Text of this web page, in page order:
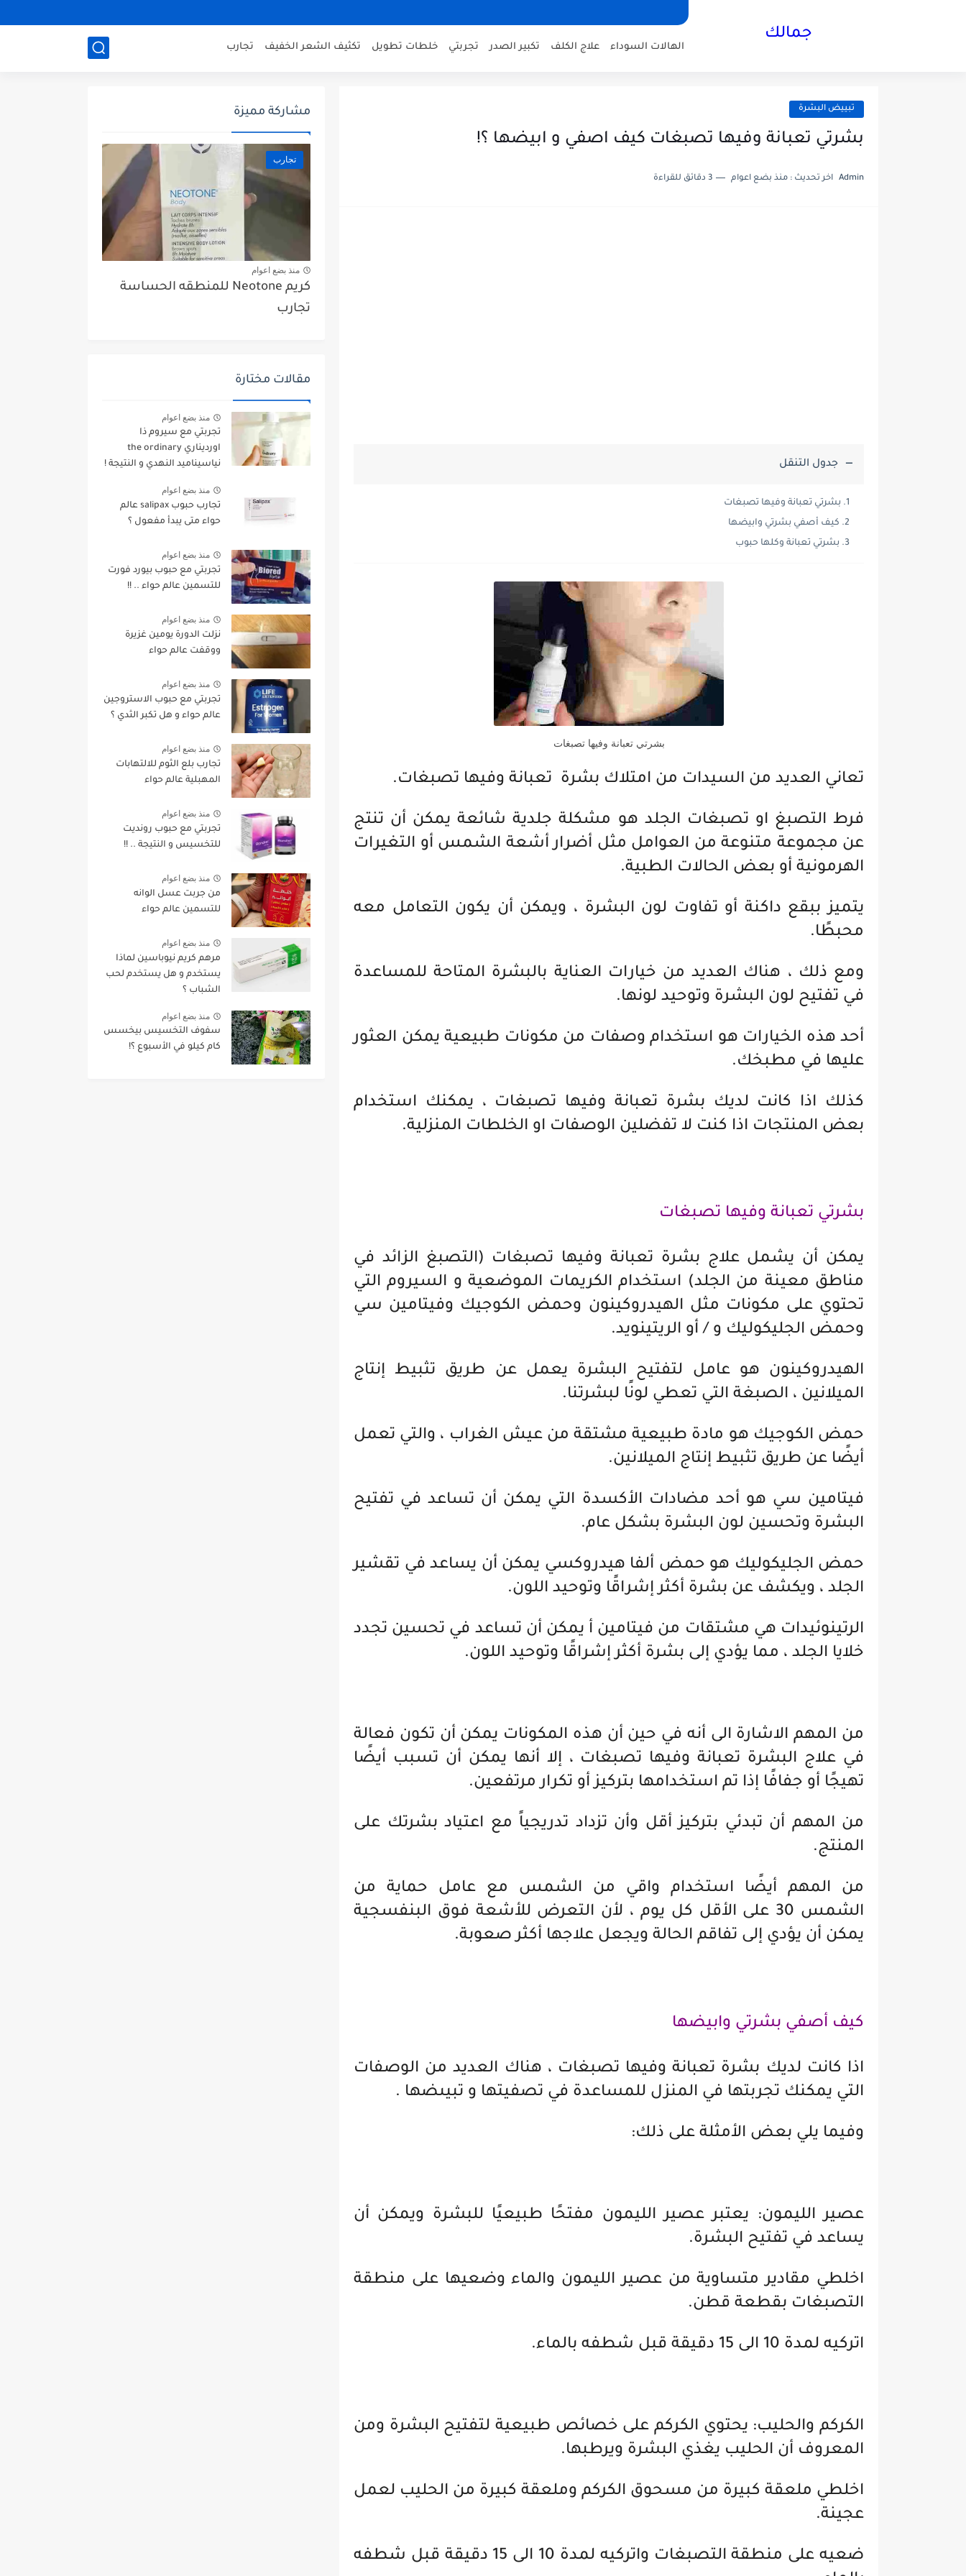
جمالك
الهالات السوداء علاج الكلف تكبير الصدر تجربتي خلطات تطويل تكثيف الشعر الخفيف تجارب
تبييض البشرة
بشرتي تعبانة وفيها تصبغات كيف اصفي و ابيضها ؟!
Admin اخر تحديث : منذ بضع اعوام 3 دقائق للقراءة
جدول التنقل
بشرتي تعبانة وفيها تصبغات
كيف أصفي بشرتي وابيضها
بشرتي تعبانة وكلها حبوب
بشرتي تعبانة وفيها تصبغات
تعاني العديد من السيدات من امتلاك بشرة تعبانة وفيها تصبغات.
فرط التصبغ او تصبغات الجلد هو مشكلة جلدية شائعة يمكن أن تنتج
عن مجموعة متنوعة من العوامل مثل أضرار أشعة الشمس أو التغيرات
الهرمونية أو بعض الحالات الطبية.
يتميز ببقع داكنة أو تفاوت لون البشرة ، ويمكن أن يكون التعامل معه
محبطًا.
ومع ذلك ، هناك العديد من خيارات العناية بالبشرة المتاحة للمساعدة
في تفتيح لون البشرة وتوحيد لونها.
أحد هذه الخيارات هو استخدام وصفات من مكونات طبيعية يمكن العثور
عليها في مطبخك.
كذلك اذا كانت لديك بشرة تعبانة وفيها تصبغات ، يمكنك استخدام
بعض المنتجات اذا كنت لا تفضلين الوصفات او الخلطات المنزلية.
بشرتي تعبانة وفيها تصبغات
يمكن أن يشمل علاج بشرة تعبانة وفيها تصبغات (التصبغ الزائد في
مناطق معينة من الجلد) استخدام الكريمات الموضعية و السيروم التي
تحتوي على مكونات مثل الهيدروكينون وحمض الكوجيك وفيتامين سي
وحمض الجليكوليك و / أو الريتينويد.
الهيدروكينون هو عامل لتفتيح البشرة يعمل عن طريق تثبيط إنتاج
الميلانين ، الصبغة التي تعطي لونًا لبشرتنا.
حمض الكوجيك هو مادة طبيعية مشتقة من عيش الغراب ، والتي تعمل
أيضًا عن طريق تثبيط إنتاج الميلانين.
فيتامين سي هو أحد مضادات الأكسدة التي يمكن أن تساعد في تفتيح
البشرة وتحسين لون البشرة بشكل عام.
حمض الجليكوليك هو حمض ألفا هيدروكسي يمكن أن يساعد في تقشير
الجلد ، ويكشف عن بشرة أكثر إشراقًا وتوحيد اللون.
الرتينوئيدات هي مشتقات من فيتامين أ يمكن أن تساعد في تحسين تجدد
خلايا الجلد ، مما يؤدي إلى بشرة أكثر إشراقًا وتوحيد اللون.
من المهم الاشارة الى أنه في حين أن هذه المكونات يمكن أن تكون فعالة
في علاج البشرة تعبانة وفيها تصبغات ، إلا أنها يمكن أن تسبب أيضًا
تهيجًا أو جفافًا إذا تم استخدامها بتركيز أو تكرار مرتفعين.
من المهم أن تبدئي بتركيز أقل وأن تزداد تدريجياً مع اعتياد بشرتك على
المنتج.
من المهم أيضًا استخدام واقي من الشمس مع عامل حماية من
الشمس 30 على الأقل كل يوم ، لأن التعرض للأشعة فوق البنفسجية
يمكن أن يؤدي إلى تفاقم الحالة ويجعل علاجها أكثر صعوبة.
كيف أصفي بشرتي وابيضها
اذا كانت لديك بشرة تعبانة وفيها تصبغات ، هناك العديد من الوصفات
التي يمكنك تجربتها في المنزل للمساعدة في تصفيتها و تبيىضها .
وفيما يلي بعض الأمثلة على ذلك:
عصير الليمون: يعتبر عصير الليمون مفتحًا طبيعيًا للبشرة ويمكن أن
يساعد في تفتيح البشرة.
اخلطي مقادير متساوية من عصير الليمون والماء وضعيها على منطقة
التصبغات بقطعة قطن.
اتركيه لمدة 10 الى 15 دقيقة قبل شطفه بالماء.
الكركم والحليب: يحتوي الكركم على خصائص طبيعية لتفتيح البشرة ومن
المعروف أن الحليب يغذي البشرة ويرطبها.
اخلطي ملعقة كبيرة من مسحوق الكركم وملعقة كبيرة من الحليب لعمل
عجينة.
ضعيه على منطقة التصبغات واتركيه لمدة 10 الى 15 دقيقة قبل شطفه
مشاركة مميزة
تجارب
منذ بضع اعوام
كريم Neotone للمنطقه الحساسة
تجارب
مقالات مختارة
منذ بضع اعوام
تجربتي مع سيروم ذا
اورديناري the ordinary
نياسيناميد النهدي و النتيجة !
منذ بضع اعوام
تجارب حبوب salipax عالم
حواء متى يبدأ مفعول ؟
منذ بضع اعوام
تجربتي مع حبوب بيورد فورت
للتسمين عالم حواء .. !!
منذ بضع اعوام
نزلت الدورة يومين غزيرة
ووقفت عالم حواء
منذ بضع اعوام
تجربتي مع حبوب الاستروجين
عالم حواء و هل تكبر الثدي ؟
منذ بضع اعوام
تجارب بلع الثوم للالتهابات
المهبلية عالم حواء
منذ بضع اعوام
تجربتي مع حبوب رونديت
للتخسيس و النتيجة .. !!
منذ بضع اعوام
من جربت عسل الوانه
للتسمين عالم حواء
منذ بضع اعوام
مرهم كريم نيوباسين لماذا
يستخدم و هل يستخدم لحب
الشباب ؟
منذ بضع اعوام
سفوف التخسيس بيخسس
كام كيلو في الأسبوع ؟!